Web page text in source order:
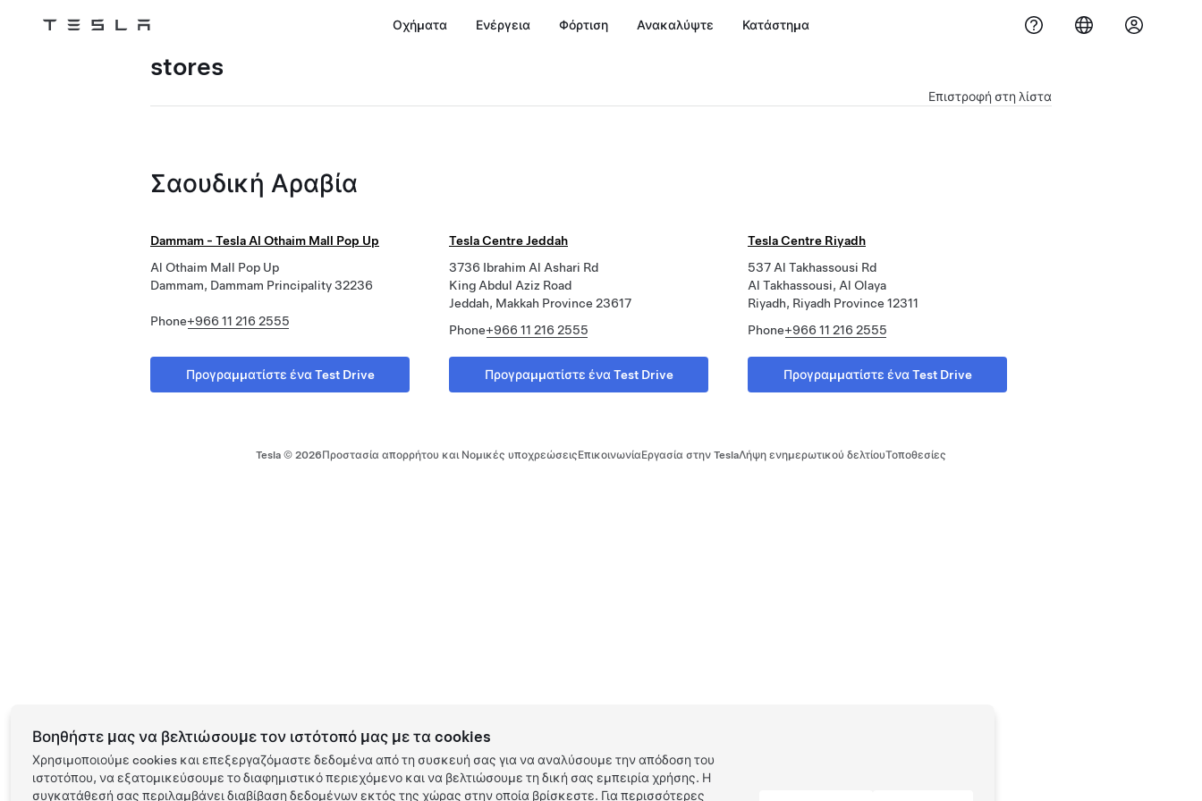
Tesla Οχήματα Ενέργεια Φόρτιση Ανακαλύψτε Κατάστημα
stores
Επιστροφή στη λίστα
Σαουδική Αραβία
Dammam - Tesla Al Othaim Mall Pop Up
Al Othaim Mall Pop Up
Dammam, Dammam Principality 32236
Phone+966 11 216 2555
Προγραμματίστε ένα Test Drive
Tesla Centre Jeddah
3736 Ibrahim Al Ashari Rd
King Abdul Aziz Road
Jeddah, Makkah Province 23617
Phone+966 11 216 2555
Προγραμματίστε ένα Test Drive
Tesla Centre Riyadh
537 Al Takhassousi Rd
Al Takhassousi, Al Olaya
Riyadh, Riyadh Province 12311
Phone+966 11 216 2555
Προγραμματίστε ένα Test Drive
Tesla © 2026Προστασία απορρήτου και Νομικές υποχρεώσειςΕπικοινωνίαΕργασία στην TeslaΛήψη ενημερωτικού δελτίουΤοποθεσίες
Βοηθήστε μας να βελτιώσουμε τον ιστότοπό μας με τα cookies
Χρησιμοποιούμε cookies και επεξεργαζόμαστε δεδομένα από τη συσκευή σας για να αναλύσουμε την απόδοση του
ιστοτόπου, να εξατομικεύσουμε το διαφημιστικό περιεχόμενο και να βελτιώσουμε τη δική σας εμπειρία χρήσης. Η
συγκατάθεσή σας περιλαμβάνει διαβίβαση δεδομένων εκτός της χώρας στην οποία βρίσκεστε. Για περισσότερες